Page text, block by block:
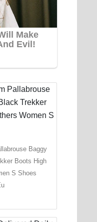
Baggy
Boots High
S Shoes